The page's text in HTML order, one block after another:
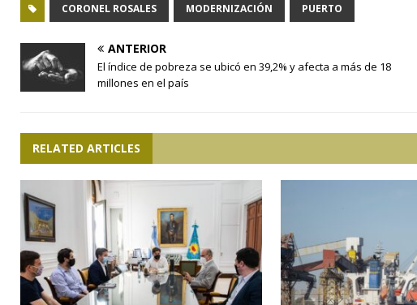
CORONEL ROSALES MODERNIZACIÓN PUERTO
ANTERIOR
El índice de pobreza se ubicó en 39,2% y afecta a más de 18
millones en el país
RELATED ARTICLES